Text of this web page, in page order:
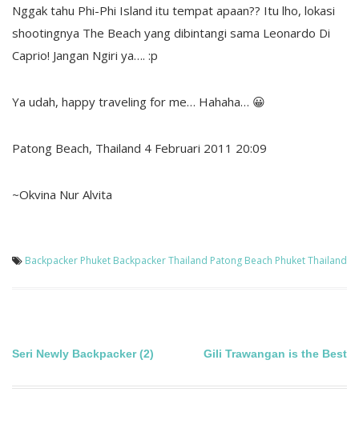
Nggak tahu Phi-Phi Island itu tempat apaan?? Itu lho, lokasi
shootingnya The Beach yang dibintangi sama Leonardo Di
Caprio! Jangan Ngiri ya…. :p
Ya udah, happy traveling for me… Hahaha… 😀
Patong Beach, Thailand 4 Februari 2011 20:09
~Okvina Nur Alvita
Backpacker Phuket Backpacker Thailand Patong Beach PhuketThailand
Post
navigation
Seri Newly Backpacker (2) Gili Trawangan is the Best